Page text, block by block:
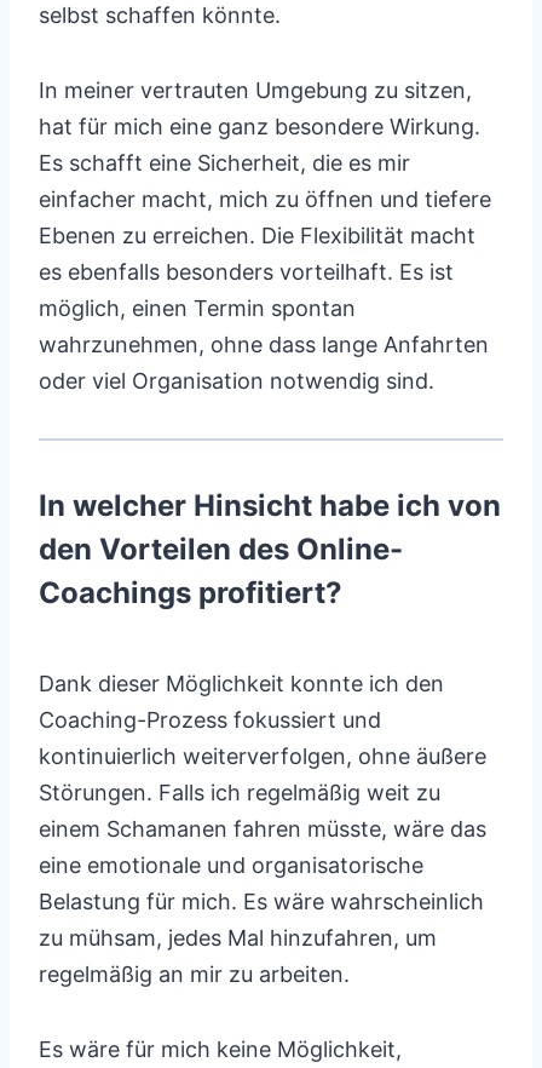
selbst schaffen könnte.
In meiner vertrauten Umgebung zu sitzen,
hat für mich eine ganz besondere Wirkung.
Es schafft eine Sicherheit, die es mir
einfacher macht, mich zu öffnen und tiefere
Ebenen zu erreichen. Die Flexibilität macht
es ebenfalls besonders vorteilhaft. Es ist
möglich, einen Termin spontan
wahrzunehmen, ohne dass lange Anfahrten
oder viel Organisation notwendig sind.
In welcher Hinsicht habe ich von
den Vorteilen des Online-
Coachings profitiert?
Dank dieser Möglichkeit konnte ich den
Coaching-Prozess fokussiert und
kontinuierlich weiterverfolgen, ohne äußere
Störungen. Falls ich regelmäßig weit zu
einem Schamanen fahren müsste, wäre das
eine emotionale und organisatorische
Belastung für mich. Es wäre wahrscheinlich
zu mühsam, jedes Mal hinzufahren, um
regelmäßig an mir zu arbeiten.
Es wäre für mich keine Möglichkeit,